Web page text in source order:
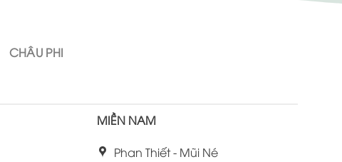
CHÂU PHI
MIỀN NAM
Phan Thiết - Mũi Né